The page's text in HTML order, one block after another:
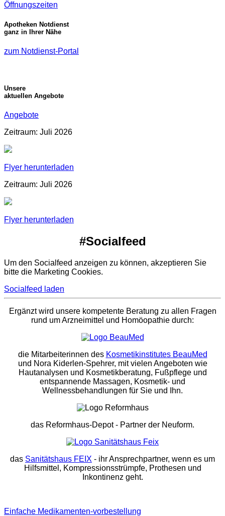
Öffnungszeiten
Apotheken Notdienst
ganz in Ihrer Nähe
zum Notdienst-Portal
Unsere
aktuellen Angebote
Angebote
Zeitraum: Juli 2026
Flyer herunterladen
Zeitraum: Juli 2026
Flyer herunterladen
#Socialfeed
Um den Socialfeed anzeigen zu können, akzeptieren Sie
bitte die Marketing Cookies.
Socialfeed laden
Ergänzt wird unsere kompetente Beratung zu allen Fragen
rund um Arzneimittel und Homöopathie durch:
die Mitarbeiterinnen des Kosmetikinstitutes BeauMed
und Nora Kiderlen-Spehrer, mit vielen Angeboten wie
Hautanalysen und Kosmetikberatung, Fußpflege und
entspannende Massagen, Kosmetik- und
Wellnessbehandlungen für Sie und Ihn.
das Reformhaus-Depot- Partner der Neuform.
das Sanitätshaus FEIX - ihr Ansprechpartner, wenn es um
Hilfsmittel, Kompressionsstrümpfe, Prothesen und
Inkontinenz geht.
Einfache Medikamenten-vorbestellung